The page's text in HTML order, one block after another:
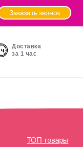
Заказать звонок
Доставка
за 1 час
ТОП товары